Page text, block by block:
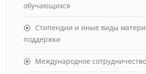
обучающихся
Стипендии и иные виды
поддержки
Международное сотрудничество